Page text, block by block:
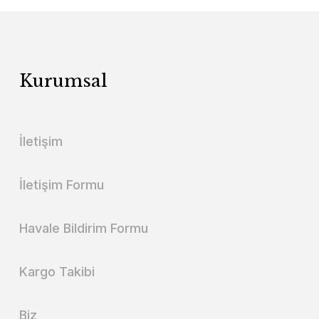
Kurumsal
İletişim
İletişim Formu
Havale Bildirim Formu
Kargo Takibi
Biz